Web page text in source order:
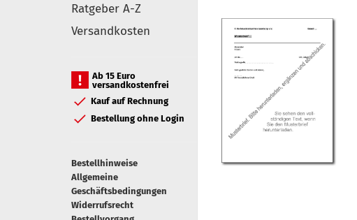
Ratgeber A-Z
Versandkosten
Ab 15 Euro
versandkostenfrei
Kauf auf Rechnung
Bestellung ohne Login
Bestellhinweise
Allgemeine
Geschäftsbedingungen
Widerrufsrecht